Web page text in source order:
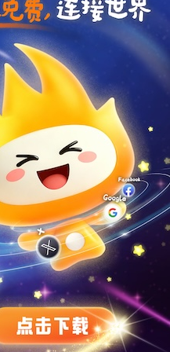
反对
反对[0]
外网网址导航
软件中心
器
快喵加速器NPV
电猫加速器30天免费
载
快鸭免费加速官网